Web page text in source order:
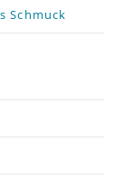
Schmuck